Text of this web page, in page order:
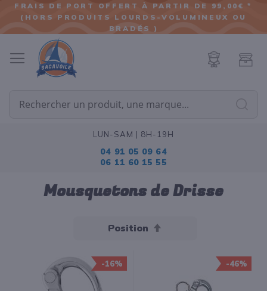
ALLER
AU
FRAIS DE PORT OFFERT À PARTIR DE 99,00€ *
(HORS PRODUITS LOURDS-VOLUMINEUX OU
BRADÉS )
LUN-SAM | 8H-19H
04 91 05 09 64
06 11 60 15 55
Mousquetons de Drisse
-16% -46%